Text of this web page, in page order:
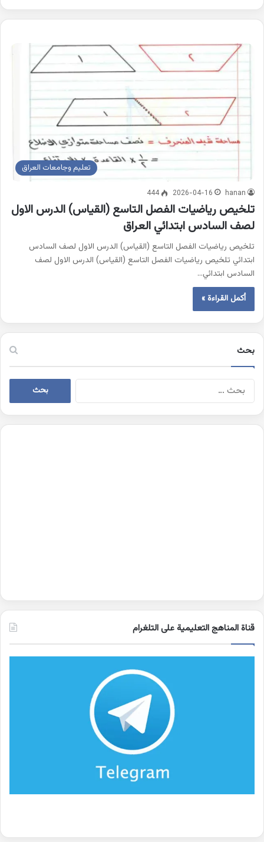
تعليم وجامعات العراق
hanan
2026-04-16
444
تلخيص رياضيات الفصل التاسع (القياس) الدرس الاول
لصف السادس ابتدائي العراق
تلخيص رياضيات الفصل التاسع (القياس) الدرس الاول لصف السادس
ابتدائي تلخيص رياضيات الفصل التاسع (القياس) الدرس الاول لصف
السادس ابتدائي…
أكمل القراءة »
بحث
البحث
قناة المناهج التعليمية على التلغرام